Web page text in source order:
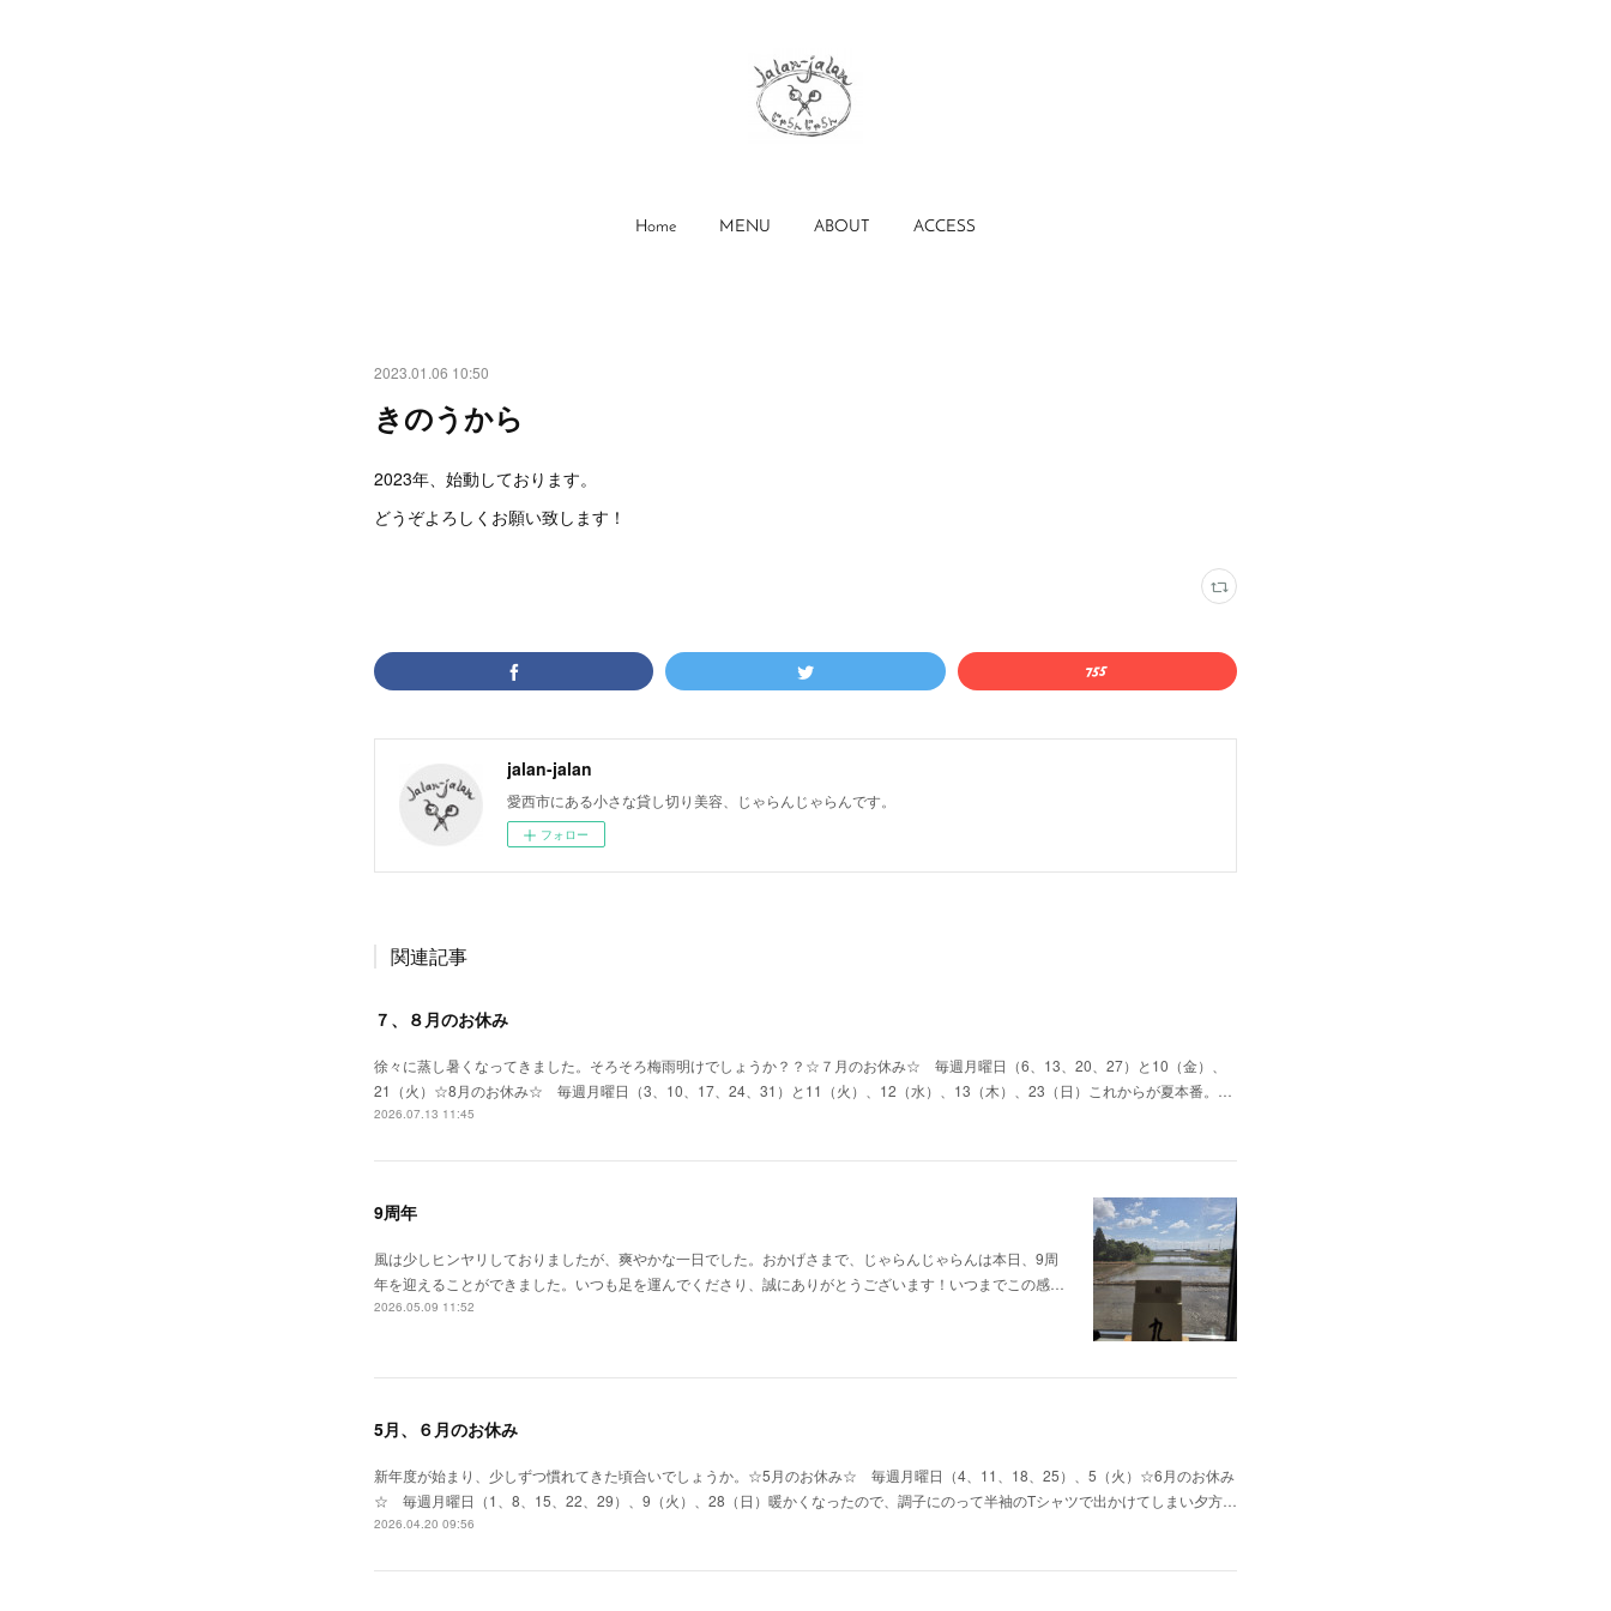
Home MENU ABOUT ACCESS
2023.01.06 10:50
きのうから
2023年、始動しております。
どうぞよろしくお願い致します！
jalan-jalan
愛西市にある小さな貸し切り美容、じゃらんじゃらんです。
フォロー
関連記事
７、８月のお休み
徐々に蒸し暑くなってきました。そろそろ梅雨明けでしょうか？？☆７月のお休み☆ 毎週月曜日（6、13、20、27）と10（金）、
21（火）☆8月のお休み☆ 毎週月曜日（3、10、17、24、31）と11（火）、12（水）、13（木）、23（日）これからが夏本番。…
2026.07.13 11:45
9周年
風は少しヒンヤリしておりましたが、爽やかな一日でした。おかげさまで、じゃらんじゃらんは本日、9周
年を迎えることができました。いつも足を運んでくださり、誠にありがとうございます！いつまでこの感…
2026.05.09 11:52
5月、６月のお休み
新年度が始まり、少しずつ慣れてきた頃合いでしょうか。☆5月のお休み☆ 毎週月曜日（4、11、18、25）、5（火）☆6月のお休み
☆ 毎週月曜日（1、8、15、22、29）、9（火）、28（日）暖かくなったので、調子にのって半袖のTシャツで出かけてしまい夕方…
2026.04.20 09:56